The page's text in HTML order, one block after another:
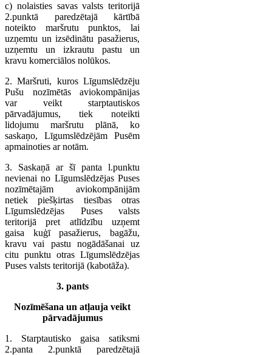
c) nolaisties savas valsts teritorijā
2.punktā paredzētajā kārtībā
noteikto maršrutu punktos, lai
uzņemtu un izsēdinātu pasažierus,
uzņemtu un izkrautu pastu un
kravu komerciālos nolūkos.
2. Maršruti, kuros Līgumslēdzēju
Pušu nozīmētās aviokompānijas
var veikt starptautiskos
pārvadājumus, tiek noteikti
lidojumu maršrutu plānā, ko
saskaņo, Līgumslēdzējām Pusēm
apmainoties ar notām.
3. Saskaņā ar šī panta l.punktu
nevienai no Līgumslēdzējas Puses
nozīmētajām aviokompānijām
netiek piešķirtas tiesības otras
Līgumslēdzējas Puses valsts
teritorijā pret atlīdzību uzņemt
gaisa kuģī pasažierus, bagāžu,
kravu vai pastu nogādāšanai uz
citu punktu otras Līgumslēdzējas
Puses valsts teritorijā (kabotāža).
3. pants
Nozīmēšana un atļauja veikt
pārvadājumus
1. Starptautisko gaisa satiksmi
2.panta 2.punktā paredzētajā